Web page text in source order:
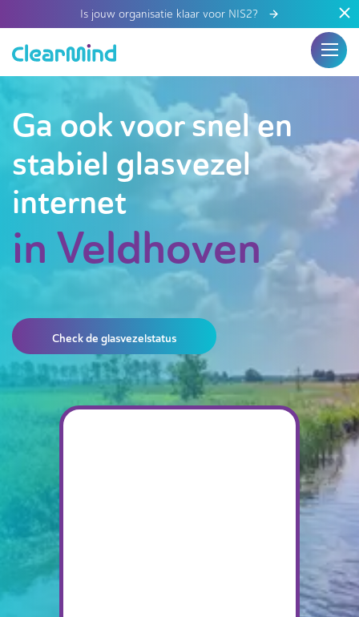
Is jouw organisatie klaar voor NIS2?
Ga ook voor snel en
stabiel glasvezel
internet
in Veldhoven
Check de glasvezelstatus